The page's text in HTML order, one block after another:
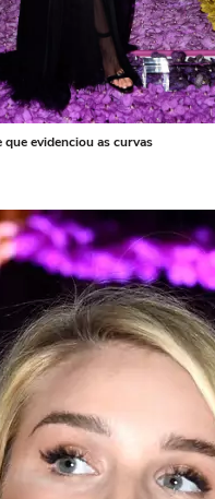
evidenciou as curvas